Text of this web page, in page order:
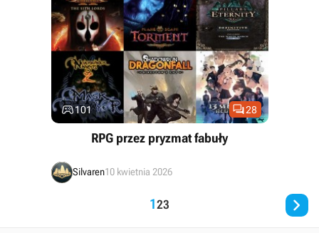
28
101
RPG przez pryzmat fabuły
Silvaren10 kwietnia 2026
123 